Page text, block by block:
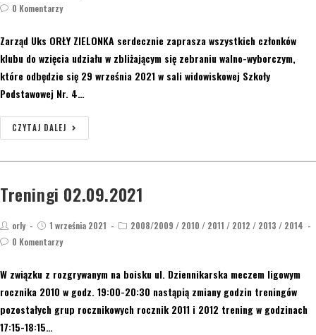
0 Komentarzy
Zarząd Uks ORŁY ZIELONKA serdecznie zaprasza wszystkich członków
klubu do wzięcia udziału w zbliżającym się zebraniu walno-wyborczym,
które odbędzie się 29 września 2021 w sali widowiskowej Szkoły
Podstawowej Nr. 4…
CZYTAJ DALEJ
Treningi 02.09.2021
orly 1 września 2021 2008/2009 / 2010 / 2011 / 2012 / 2013 / 2014
0 Komentarzy
W związku z rozgrywanym na boisku ul. Dziennikarska meczem ligowym
rocznika 2010 w godz. 19:00-20:30 nastąpią zmiany godzin treningów
pozostałych grup rocznikowych rocznik 2011 i 2012 trening w godzinach
17:15-18:15…